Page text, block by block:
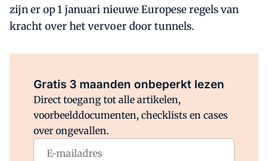
zijn er op 1 januari nieuwe Europese regels van
kracht over het vervoer door tunnels.
Gratis 3 maanden onbeperkt lezen
Direct toegang tot alle artikelen,
voorbeelddocumenten, checklists en cases
over ongevallen.